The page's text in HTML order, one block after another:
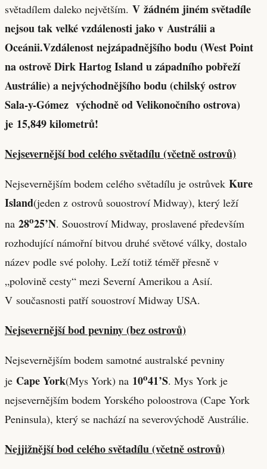
světadílem daleko největším. V žádném jiném světadíle
nejsou tak velké vzdálenosti jako v Austrálii a
Oceánii.Vzdálenost nejzápadnějšího bodu (West Point
na ostrově Dirk Hartog Island u západního pobřeží
Austrálie) a nejvýchodnějšího bodu (chilský ostrov
Sala-y-Gómez východně od Velikonočního ostrova)
je 15,849 kilometrů!
Nejsevernější bod celého světadílu (včetně ostrovů)
Nejsevernějším bodem celého světadílu je ostrůvek Kure
Island(jeden z ostrovů souostroví Midway), který leží
na 28o25’N. Souostroví Midway, proslavené především
rozhodující námořní bitvou druhé světové války, dostalo
název podle své polohy. Leží totiž téměř přesně v
„polovině cesty“ mezi Severní Amerikou a Asií.
V současnosti patří souostroví Midway USA.
Nejsevernější bod pevniny (bez ostrovů)
Nejsevernějším bodem samotné australské pevniny
je Cape York(Mys York) na 10o41’S. Mys York je
nejsevernějším bodem Yorského poloostrova (Cape York
Peninsula), který se nachází na severovýchodě Austrálie.
Nejjižnější bod celého světadílu (včetně ostrovů)